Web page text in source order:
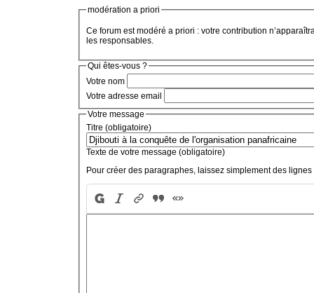
modération a priori
Ce forum est modéré a priori : votre contribution
les responsables.
Qui êtes-vous ?
Votre nom
Votre adresse email
Votre message
Titre (obligatoire)
Texte de votre message (obligatoire)
Pour créer des paragraphes, laissez simplement des lignes